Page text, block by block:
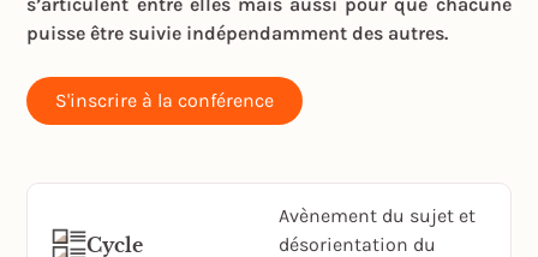
puisse être suivie indépendamment des autres.
S'inscrire à la conférence
Cycle
Avènement du sujet et
désorientation du